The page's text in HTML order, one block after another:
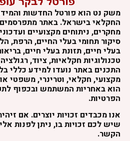
משק נט הוא פורטל החדשות
החקלאי בישראל. באתר
מחקרים, ניתוחים מקצועיים
סיקור תחומי בעלי החיים, הרפת,
בעלי חיים, תזונת בעלי חיים,
טכנולוגיות חקלאיות, ציוד,
התכנים באתר נועדו למידע כללי
מקצועי, חקלאי, וטרינרי, משפטי
הוא באחריות המשתמש ובכפוף
הפרטיות.
אנו מכבדים זכויות יוצרים. אם
שיש לכם זכויות בו, ניתן לפנות
הקשר.